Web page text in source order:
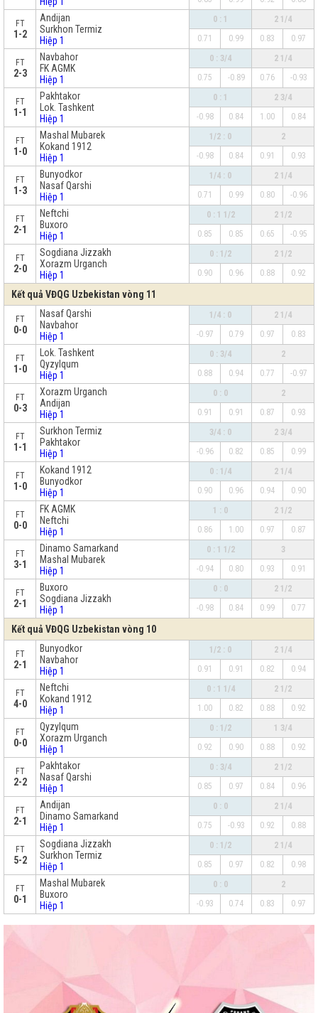
FT
1-2
Andijan
Surkhon Termiz
Hiệp 1
0 : 1
2 1/4
0.71
0.99 0.83 0.97
FT
2-3
Navbahor
FK AGMK
Hiệp 1
0 : 3/4
2 1/4
0.75
-0.89 0.76 -0.93
FT
1-1
Pakhtakor
Lok. Tashkent
Hiệp 1
0 : 1
2 3/4
-0.98
0.84 1.00 0.84
FT
1-0
Mashal Mubarek
Kokand 1912
Hiệp 1
1/2 : 0
2
-0.98
0.84 0.91 0.93
FT
1-3
Bunyodkor
Nasaf Qarshi
Hiệp 1
1/4 : 0
2 1/4
0.71
0.99 0.80 -0.96
FT
2-1
Neftchi
Buxoro
Hiệp 1
0 : 1 1/2
2 1/2
0.85
0.85 0.65 -0.95
FT
2-0
Sogdiana Jizzakh
Xorazm Urganch
Hiệp 1
0 : 1/2
2 1/2
0.90
0.96 0.88 0.92
Kết quả VĐQG Uzbekistan vòng 11
FT
0-0
Nasaf Qarshi
Navbahor
Hiệp 1
1/4 : 0
2 1/4
-0.97
0.79 0.97 0.83
FT
1-0
Lok. Tashkent
Qyzylqum
Hiệp 1
0 : 3/4
2
0.88
0.94 0.77 -0.97
FT
0-3
Xorazm Urganch
Andijan
Hiệp 1
0 : 0
2
0.91
0.91 0.87 0.93
FT
1-1
Surkhon Termiz
Pakhtakor
Hiệp 1
3/4 : 0
2 3/4
-0.96
0.82 0.85 0.99
FT
1-0
Kokand 1912
Bunyodkor
Hiệp 1
0 : 1/4
2 1/4
0.90
0.96 0.94 0.90
FT
0-0
FK AGMK
Neftchi
Hiệp 1
1 : 0
2 1/2
0.86
1.00 0.97 0.87
FT
3-1
Dinamo Samarkand
Mashal Mubarek
Hiệp 1
0 : 1 1/2
3
-0.94
0.80 0.93 0.91
FT
2-1
Buxoro
Sogdiana Jizzakh
Hiệp 1
0 : 0
2 1/2
-0.98
0.84 0.99 0.77
Kết quả VĐQG Uzbekistan vòng 10
FT
2-1
Bunyodkor
Navbahor
Hiệp 1
1/2 : 0
2 1/4
0.91
0.91 0.82 0.94
FT
4-0
Neftchi
Kokand 1912
Hiệp 1
0 : 1 1/4
2 1/2
1.00
0.82 0.88 0.92
FT
0-0
Qyzylqum
Xorazm Urganch
Hiệp 1
0 : 1/2
1 3/4
0.92
0.90 0.88 0.92
FT
2-2
Pakhtakor
Nasaf Qarshi
Hiệp 1
0 : 3/4
2 1/2
0.85
0.97 0.84 0.96
FT
2-1
Andijan
Dinamo Samarkand
Hiệp 1
0 : 0
2 1/4
0.75
-0.93 0.92 0.88
FT
5-2
Sogdiana Jizzakh
Surkhon Termiz
Hiệp 1
0 : 1/2
2 1/4
0.85
0.97 0.82 0.98
FT
0-1
Mashal Mubarek
Buxoro
Hiệp 1
0 : 0
2
-0.93
0.74 0.83 0.97